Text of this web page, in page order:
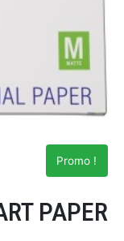
Promo !
PAPER